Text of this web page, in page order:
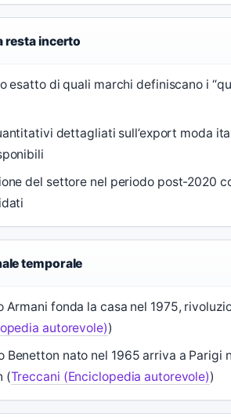
resta incerto
esatto di quali marchi definiscano i
dettagliati sull’export moda
del settore nel periodo post-2020
temporale
Armani fonda la casa nel 1975,
autorevole))
Benetton nato nel 1965 arriva a Parigi
(Treccani (Enciclopedia autorevole))